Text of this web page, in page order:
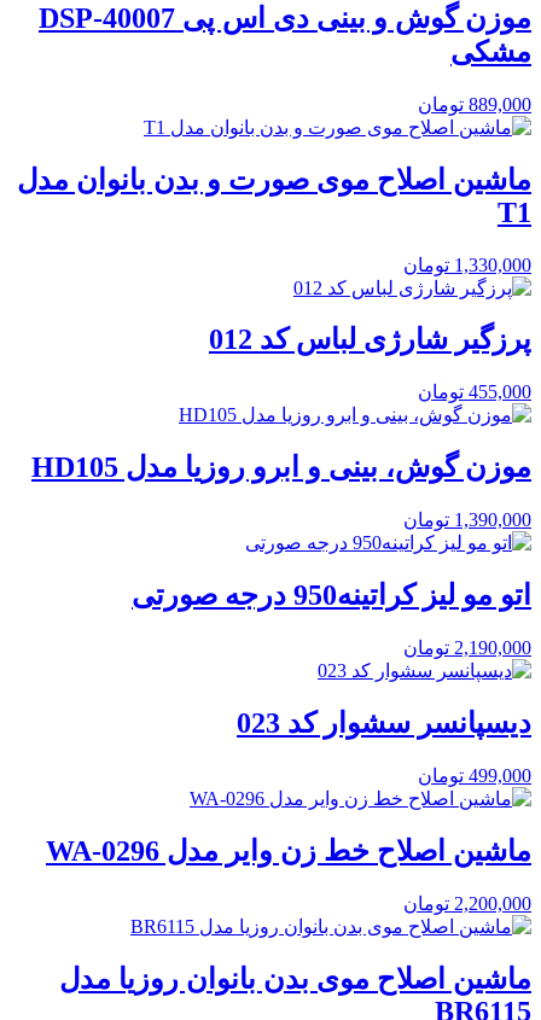
موزن گوش و بینی دی اس پی DSP-40007
مشکی
889,000 تومان
ماشین اصلاح موی صورت و بدن بانوان مدل
T1
1,330,000 تومان
پرزگیر شارژی لباس کد 012
455,000 تومان
موزن گوش، بینی و ابرو روزیا مدل HD105
1,390,000 تومان
اتو مو لیز کراتینه950 درجه صورتی
2,190,000 تومان
دیسپانسر سشوار کد 023
499,000 تومان
ماشین اصلاح خط زن وایر مدل WA-0296
2,200,000 تومان
ماشین اصلاح موی بدن بانوان روزیا مدل
BR6115